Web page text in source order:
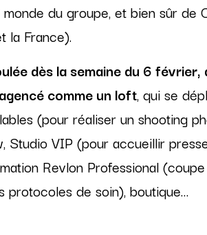
du groupe, et bien sûr de
la France).
dès la semaine du 6 février,
comme un loft, qui se
(pour réaliser un shooting
VIP (pour accueillir
Revlon Professional
de soin), boutique…